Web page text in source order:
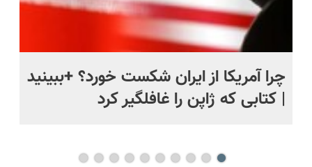
چرا آمریکا از ایران شکست خورد؟ +ببینید
| کتابی که ژاپن را غافلگیر کرد